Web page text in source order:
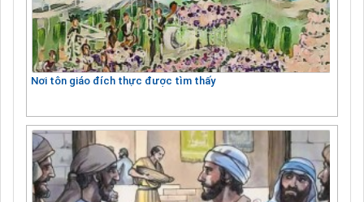
Nơi tôn giáo đích thực được tìm thấy